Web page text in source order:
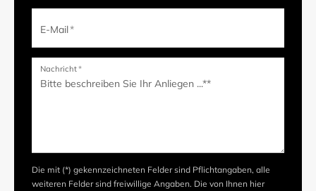
E-Mail*
Nachricht*
Die mit (*) gekennzeichneten Felder sind Pflichtangaben, alle
weiteren Felder sind freiwillige Angaben. Die von Ihnen hier